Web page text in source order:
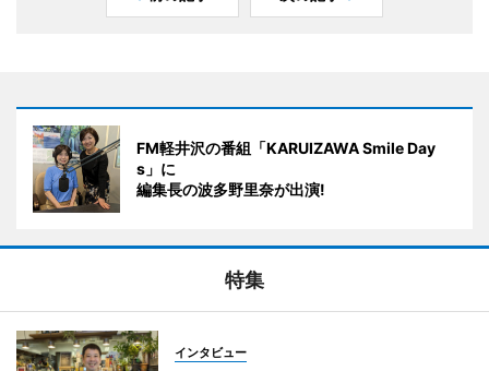
FM軽井沢の番組「KARUIZAWA Smile Day
s」に
編集長の波多野里奈が出演!
特集
インタビュー